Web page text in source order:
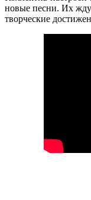
новые песни. Их
творческие